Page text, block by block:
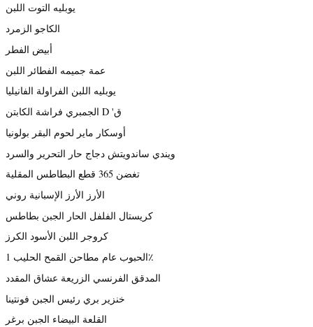
يوبليه التوت اللبن
الكاجو الزمرد
أبيض الفطر
عمة جميمه الفطائر اللبن
يوبليه اللبن الفراولة الفانيليا
الجمبري فراشة الكابتن D 'ق
أوسكار ماير لحوم البقر بولونيا
ويندي ساندويتش دجاج حار التحرير والسرد
تغضن 365 قطع البطاطس المقلية
الأرز الأرز الإسبانية روني
كريستال الفلفل الحار الجبن بطاطس
كروجر اللبن الأسود الكرز
الحبوب عام مطاحن القمح الحليب 1٪
المدقق الفرنسي الزريعة عشاق المقدد
خنزير بري رئيس الجبن فونتينا
القلعة البيضاء الجبن برغر